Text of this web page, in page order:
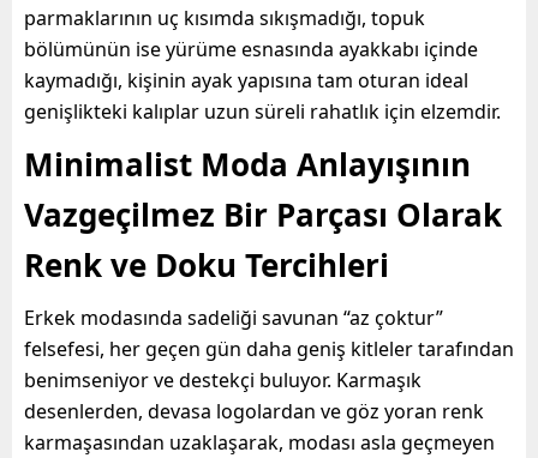
parmaklarının uç kısımda sıkışmadığı, topuk
bölümünün ise yürüme esnasında ayakkabı içinde
kaymadığı, kişinin ayak yapısına tam oturan ideal
genişlikteki kalıplar uzun süreli rahatlık için elzemdir.
Minimalist Moda Anlayışının
Vazgeçilmez Bir Parçası Olarak
Renk ve Doku Tercihleri
Erkek modasında sadeliği savunan “az çoktur”
felsefesi, her geçen gün daha geniş kitleler tarafından
benimseniyor ve destekçi buluyor. Karmaşık
desenlerden, devasa logolardan ve göz yoran renk
karmaşasından uzaklaşarak, modası asla geçmeyen